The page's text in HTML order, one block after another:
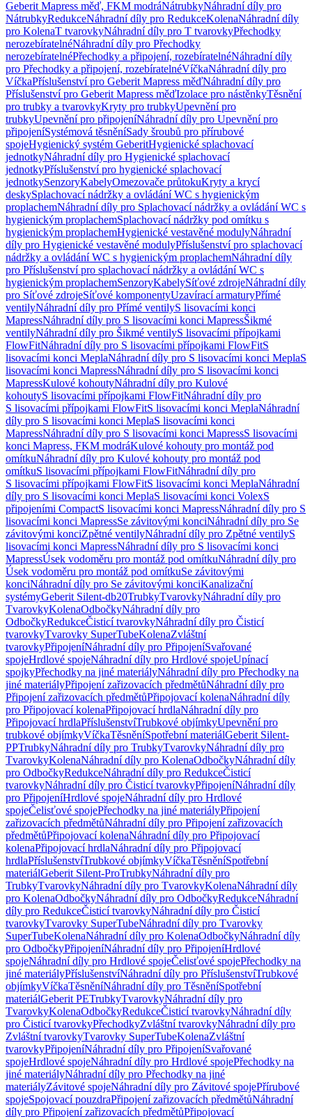
Geberit Mapress měď, FKM modráNátrubkyNáhradní díly pro
NátrubkyRedukceNáhradní díly pro RedukceKolenaNáhradní díly
pro KolenaT tvarovkyNáhradní díly pro T tvarovkyPřechodky
nerozebíratelnéNáhradní díly pro Přechodky
nerozebíratelnéPřechodky a připojení, rozebíratelnéNáhradní díly
pro Přechodky a připojení, rozebíratelnéVíčkaNáhradní díly pro
VíčkaPříslušenství pro Geberit Mapress měďNáhradní díly pro
Příslušenství pro Geberit Mapress měďIzolace pro nástěnkyTěsnění
pro trubky a tvarovkyKryty pro trubkyUpevnění pro
trubkyUpevnění pro připojeníNáhradní díly pro Upevnění pro
připojeníSystémová těsněníSady šroubů pro přírubové
spojeHygienický systém GeberitHygienické splachovací
jednotkyNáhradní díly pro Hygienické splachovací
jednotkyPříslušenství pro hygienické splachovací
jednotkySenzoryKabelyOmezovače průtokuKryty a krycí
deskySplachovací nádržky a ovládání WC s hygienickým
proplachemNáhradní díly pro Splachovací nádržky a ovládání WC s
hygienickým proplachemSplachovací nádržky pod omítku s
hygienickým proplachemHygienické vestavěné modulyNáhradní
díly pro Hygienické vestavěné modulyPříslušenství pro splachovací
nádržky a ovládání WC s hygienickým proplachemNáhradní díly
pro Příslušenství pro splachovací nádržky a ovládání WC s
hygienickým proplachemSenzoryKabelySíťové zdrojeNáhradní díly
pro Síťové zdrojeSíťové komponentyUzavírací armaturyPřímé
ventilyNáhradní díly pro Přímé ventilyS lisovacími konci
MapressNáhradní díly pro S lisovacími konci MapressŠikmé
ventilyNáhradní díly pro Šikmé ventilyS lisovacími přípojkami
FlowFitNáhradní díly pro S lisovacími přípojkami FlowFitS
lisovacími konci MeplaNáhradní díly pro S lisovacími konci MeplaS
lisovacími konci MapressNáhradní díly pro S lisovacími konci
MapressKulové kohoutyNáhradní díly pro Kulové
kohoutyS lisovacími přípojkami FlowFitNáhradní díly pro
S lisovacími přípojkami FlowFitS lisovacími konci MeplaNáhradní
díly pro S lisovacími konci MeplaS lisovacími konci
MapressNáhradní díly pro S lisovacími konci MapressS lisovacími
konci Mapress, FKM modráKulové kohouty pro montáž pod
omítkuNáhradní díly pro Kulové kohouty pro montáž pod
omítkuS lisovacími přípojkami FlowFitNáhradní díly pro
S lisovacími přípojkami FlowFitS lisovacími konci MeplaNáhradní
díly pro S lisovacími konci MeplaS lisovacími konci VolexS
připojeními CompactS lisovacími konci MapressNáhradní díly pro S
lisovacími konci MapressSe závitovými konciNáhradní díly pro Se
závitovými konciZpětné ventilyNáhradní díly pro Zpětné ventilyS
lisovacími konci MapressNáhradní díly pro S lisovacími konci
MapressÚsek vodoměru pro montáž pod omítkuNáhradní díly pro
Úsek vodoměru pro montáž pod omítkuSe závitovými
konciNáhradní díly pro Se závitovými konciKanalizační
systémyGeberit Silent-db20TrubkyTvarovkyNáhradní díly pro
TvarovkyKolenaOdbočkyNáhradní díly pro
OdbočkyRedukceČisticí tvarovkyNáhradní díly pro Čisticí
tvarovkyTvarovky SuperTubeKolenaZvláštní
tvarovkyPřipojeníNáhradní díly pro PřipojeníSvařované
spojeHrdlové spojeNáhradní díly pro Hrdlové spojeUpínací
spojkyPřechodky na jiné materiályNáhradní díly pro Přechodky na
jiné materiályPřipojení zařizovacích předmětůNáhradní díly pro
Připojení zařizovacích předmětůPřipojovací kolenaNáhradní díly
pro Připojovací kolenaPřipojovací hrdlaNáhradní díly pro
Připojovací hrdlaPříslušenstvíTrubkové objímkyUpevnění pro
trubkové objímkyVíčkaTěsněníSpotřební materiálGeberit Silent-
PPTrubkyNáhradní díly pro TrubkyTvarovkyNáhradní díly pro
TvarovkyKolenaNáhradní díly pro KolenaOdbočkyNáhradní díly
pro OdbočkyRedukceNáhradní díly pro RedukceČisticí
tvarovkyNáhradní díly pro Čisticí tvarovkyPřipojeníNáhradní díly
pro PřipojeníHrdlové spojeNáhradní díly pro Hrdlové
spojeČelisťové spojePřechodky na jiné materiályPřipojení
zařizovacích předmětůNáhradní díly pro Připojení zařizovacích
předmětůPřipojovací kolenaNáhradní díly pro Připojovací
kolenaPřipojovací hrdlaNáhradní díly pro Připojovací
hrdlaPříslušenstvíTrubkové objímkyVíčkaTěsněníSpotřební
materiálGeberit Silent-ProTrubkyNáhradní díly pro
TrubkyTvarovkyNáhradní díly pro TvarovkyKolenaNáhradní díly
pro KolenaOdbočkyNáhradní díly pro OdbočkyRedukceNáhradní
díly pro RedukceČisticí tvarovkyNáhradní díly pro Čisticí
tvarovkyTvarovky SuperTubeNáhradní díly pro Tvarovky
SuperTubeKolenaNáhradní díly pro KolenaOdbočkyNáhradní díly
pro OdbočkyPřipojeníNáhradní díly pro PřipojeníHrdlové
spojeNáhradní díly pro Hrdlové spojeČelisťové spojePřechodky na
jiné materiályPříslušenstvíNáhradní díly pro PříslušenstvíTrubkové
objímkyVíčkaTěsněníNáhradní díly pro TěsněníSpotřební
materiálGeberit PETrubkyTvarovkyNáhradní díly pro
TvarovkyKolenaOdbočkyRedukceČisticí tvarovkyNáhradní díly
pro Čisticí tvarovkyPřechodkyZvláštní tvarovkyNáhradní díly pro
Zvláštní tvarovkyTvarovky SuperTubeKolenaZvláštní
tvarovkyPřipojeníNáhradní díly pro PřipojeníSvařované
spojeHrdlové spojeNáhradní díly pro Hrdlové spojePřechodky na
jiné materiályNáhradní díly pro Přechodky na jiné
materiályZávitové spojeNáhradní díly pro Závitové spojePřírubové
spojeSpojovací pouzdraPřipojení zařizovacích předmětůNáhradní
díly pro Připojení zařizovacích předmětůPřipojovací